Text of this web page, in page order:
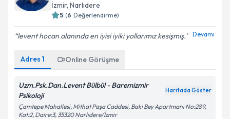
İzmir, Narlıdere
5 (6 Değerlendirme)
levent hocan alanında en iyisi iyiki yollarımız kesişmiş. Devamı
Adres 1 Online Görüşme
Uzm.Psk.Dan.Levent Bülbül - Baremizmir
Psikoloji
Haritada Göster
Çamtepe Mahallesi, Mithat Paşa Caddesi, Baki Bey Apartmanı No:289,
Kat:2, Daire:3, 35320 Narlıdere/İzmir